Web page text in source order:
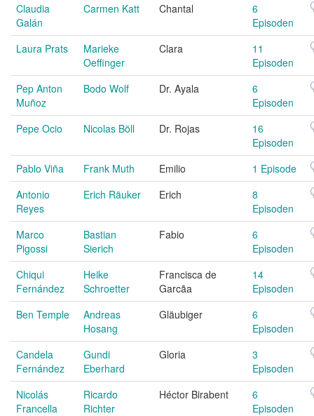
Claudia
Galán
Carmen Katt Chantal
6
Episoden
Laura Prats
Marieke
Oeffinger
Clara
11
Episoden
Pep Anton
Muñoz
Bodo Wolf Dr. Ayala
6
Episoden
Pepe Ocio
Nicolas Böll Dr. Rojas
16
Episoden
Pablo Viña
Frank Muth Emilio
1 Episode
Antonio
Reyes
Erich Räuker Erich
8
Episoden
Marco
Pigossi
Bastian
Sierich
Fabio
6
Episoden
Chiqui
Fernández
Heike
Schroetter
Francisca de
Garcãa
14
Episoden
Ben Temple
Andreas
Hosang
Gläubiger
6
Episoden
Candela
Fernández
Gundi
Eberhard
Gloria
3
Episoden
Nicolás
Francella
Ricardo
Richter
Héctor Birabent
6
Episoden